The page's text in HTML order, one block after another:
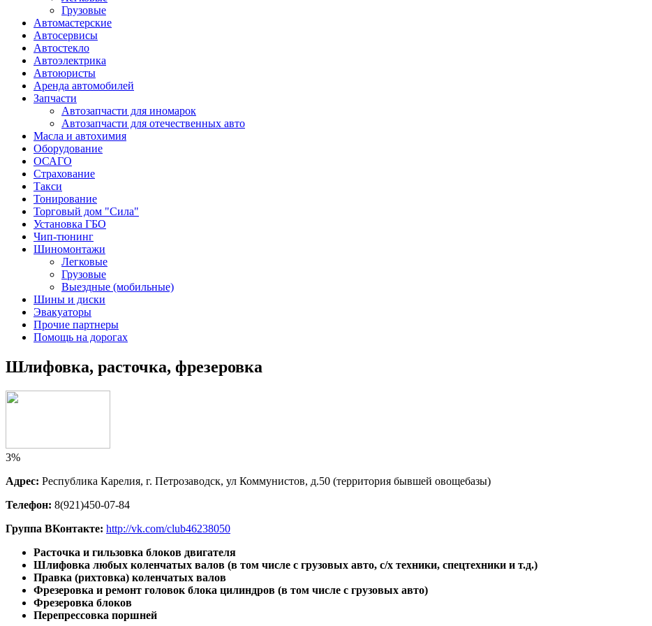
Грузовые
Автомастерские
Автосервисы
Автостекло
Автоэлектрика
Автоюристы
Аренда автомобилей
Запчасти
Автозапчасти для иномарок
Автозапчасти для отечественных авто
Масла и автохимия
Оборудование
ОСАГО
Страхование
Такси
Тонирование
Торговый дом "Сила"
Установка ГБО
Чип-тюнинг
Шиномонтажи
Легковые
Грузовые
Выездные (мобильные)
Шины и диски
Эвакуаторы
Прочие партнеры
Помощь на дорогах
Шлифовка, расточка, фрезеровка
3%
Адрес: Республика Карелия, г. Петрозаводск, ул Коммунистов, д.50 (территория бывшей овощебазы)
Телефон: 8(921)450-07-84
Группа ВКонтакте: http://vk.com/club46238050
Расточка и гильзовка блоков двигателя
Шлифовка любых коленчатых валов (в том числе с грузовых авто, с/х техники, спецтехники и т.д.)
Правка (рихтовка) коленчатых валов
Фрезеровка и ремонт головок блока цилиндров (в том числе с грузовых авто)
Фрезеровка блоков
Перепрессовка поршней